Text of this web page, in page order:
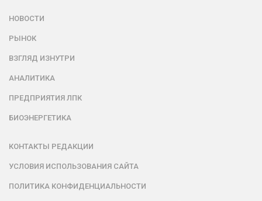
НОВОСТИ
РЫНОК
ВЗГЛЯД ИЗНУТРИ
АНАЛИТИКА
ПРЕДПРИЯТИЯ ЛПК
БИОЭНЕРГЕТИКА
КОНТАКТЫ РЕДАКЦИИ
УСЛОВИЯ ИСПОЛЬЗОВАНИЯ САЙТА
ПОЛИТИКА КОНФИДЕНЦИАЛЬНОСТИ